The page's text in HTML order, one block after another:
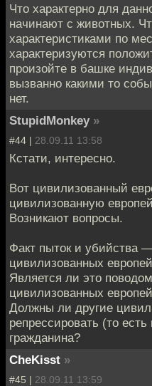
Что характерно для
начинают с животных.
характеристиками по
характеризуются
произойте в башке
вызванно какими то
нет.
StupidMonkey »
#44 | 28.09.11 13:58
Кстати, интересно.
Вот цивилизованный
цивилизованную
Возникают вопросы.
Факт пыток и убийства
цивилизованных
Является ли это
цивилизованных
Должны ли другие
репрессировать (то есть
гражданина?
CheKisst »
#45 | 28.09.11 13:59